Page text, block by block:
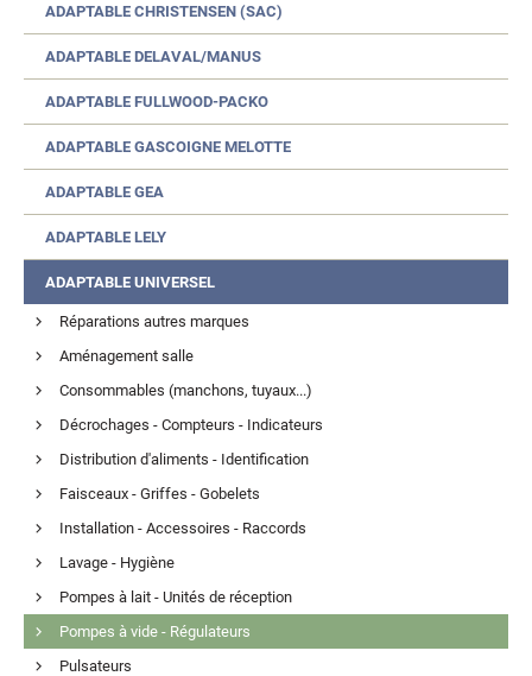
ADAPTABLE CHRISTENSEN (SAC)
ADAPTABLE DELAVAL/MANUS
ADAPTABLE FULLWOOD-PACKO
ADAPTABLE GASCOIGNE MELOTTE
ADAPTABLE GEA
ADAPTABLE LELY
ADAPTABLE UNIVERSEL
Réparations autres marques
Aménagement salle
Consommables (manchons, tuyaux...)
Décrochages - Compteurs - Indicateurs
Distribution d'aliments - Identification
Faisceaux - Griffes - Gobelets
Installation - Accessoires - Raccords
Lavage - Hygiène
Pompes à lait - Unités de réception
Pompes à vide - Régulateurs
Pulsateurs